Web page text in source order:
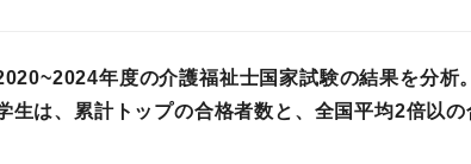
年度の介護福祉士国家試験の結果を分析。
生は、累計トップの合格者数と、全国平均2倍以の